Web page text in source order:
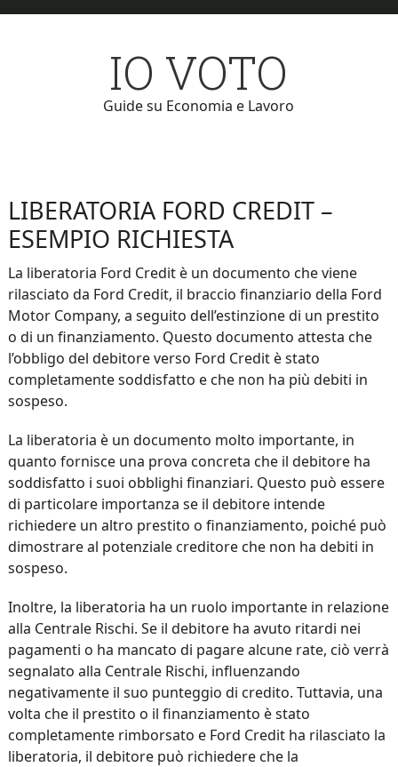
Skip
Skip
IO VOTO
Guide su Economia e Lavoro
LIBERATORIA FORD CREDIT –
ESEMPIO RICHIESTA
La liberatoria Ford Credit è un documento che viene
rilasciato da Ford Credit, il braccio finanziario della Ford
Motor Company, a seguito dell’estinzione di un prestito
o di un finanziamento. Questo documento attesta che
l’obbligo del debitore verso Ford Credit è stato
completamente soddisfatto e che non ha più debiti in
sospeso.
La liberatoria è un documento molto importante, in
quanto fornisce una prova concreta che il debitore ha
soddisfatto i suoi obblighi finanziari. Questo può essere
di particolare importanza se il debitore intende
richiedere un altro prestito o finanziamento, poiché può
dimostrare al potenziale creditore che non ha debiti in
sospeso.
Inoltre, la liberatoria ha un ruolo importante in relazione
alla Centrale Rischi. Se il debitore ha avuto ritardi nei
pagamenti o ha mancato di pagare alcune rate, ciò verrà
segnalato alla Centrale Rischi, influenzando
negativamente il suo punteggio di credito. Tuttavia, una
volta che il prestito o il finanziamento è stato
completamente rimborsato e Ford Credit ha rilasciato la
liberatoria, il debitore può richiedere che la